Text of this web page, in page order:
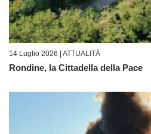
14 Luglio 2026 | ATTUALITÀ
Rondine, la Cittadella della Pace